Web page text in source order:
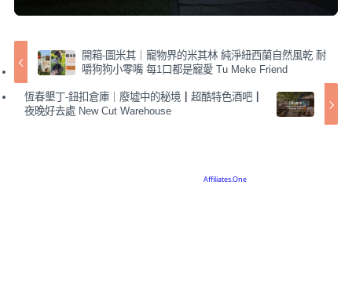
開箱-圖米其｜寵物界的米其林 純淨紐西蘭自然風乾 耐
嚼狗狗小零嘴 每1口都是寵愛 Tu Meke Friend
恆春墾丁-鈕扣倉庫｜廢墟中的秘境┃超酷特色酒吧┃
夜晚好去處 New Cut Warehouse